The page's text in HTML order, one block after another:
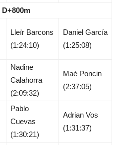
D+800m
Lleïr Barcons
(1:24:10)
Daniel García
(1:25:08)
Nadine
Calahorra
(2:09:32)
Maé Poncin
(2:37:05)
Pablo
Cuevas
(1:30:21)
Adrian Vos
(1:31:37)